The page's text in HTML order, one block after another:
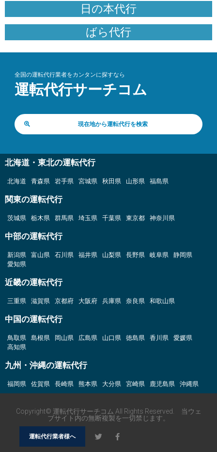
日の本代行
ばら代行
全国の運転代行業者をカンタンに探すなら
運転代行サーチコム
現在地から運転代行を検索
北海道・東北の運転代行
北海道 青森県 岩手県 宮城県 秋田県 山形県 福島県
関東の運転代行
茨城県 栃木県 群馬県 埼玉県 千葉県 東京都 神奈川県
中部の運転代行
新潟県 富山県 石川県 福井県 山梨県 長野県 岐阜県
静岡県
愛知県
近畿の運転代行
三重県 滋賀県 京都府 大阪府 兵庫県 奈良県 和歌山県
中国の運転代行
鳥取県 島根県 岡山県 広島県 山口県 徳島県 香川県
愛媛県
高知県
九州・沖縄の運転代行
福岡県 佐賀県 長崎県 熊本県 大分県 宮崎県 鹿児島県 沖縄県
Copyright© 運転代行サーチコム All Rights Reserved. 当ウェ
ブサイト内の無断複製を一切禁じます。
運転代行業者様へ